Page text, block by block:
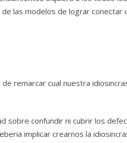
las modelos de lograr conectar
remarcar cual nuestra
sobre confundir ni cubrir los
implicar crearnos la